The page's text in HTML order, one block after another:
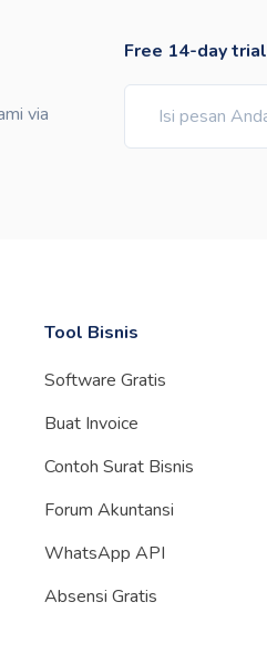
via
Free 14-day trial
Tool Bisnis
Software Gratis
Buat Invoice
Contoh Surat Bisnis
Forum Akuntansi
WhatsApp API
Absensi Gratis